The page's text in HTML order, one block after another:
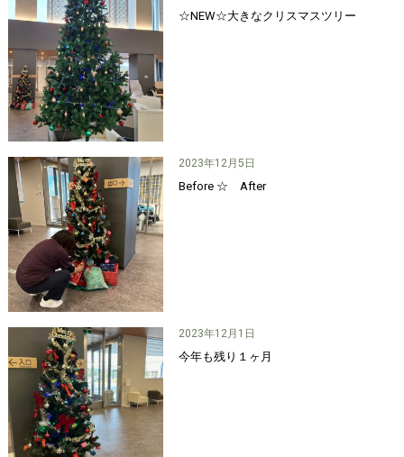
☆NEW☆大きなクリスマスツリー
2023年12月5日
Before ☆ After
2023年12月1日
今年も残り１ヶ月